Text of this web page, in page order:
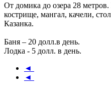
От домика до озера 28
кострище, мангал, качели,
Казанка.
Баня – 20 долл.в день.
Лодка - 5 долл. в день.
◄
◄